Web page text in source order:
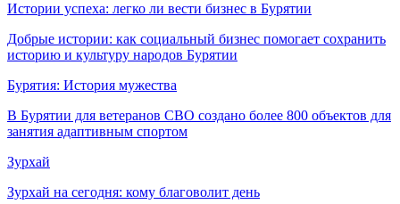
Истории успеха: легко ли вести бизнес в Бурятии
Добрые истории: как социальный бизнес помогает сохранить
историю и культуру народов Бурятии
Бурятия: История мужества
В Бурятии для ветеранов СВО создано более 800 объектов для
занятия адаптивным спортом
Зурхай
Зурхай на сегодня: кому благоволит день